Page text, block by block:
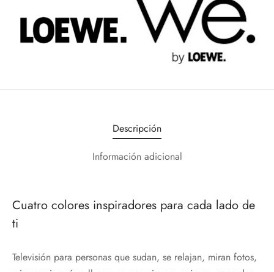
Descripción
Información adicional
Cuatro colores inspiradores para cada lado de
ti
Televisión para personas que sudan, se relajan, miran fotos,